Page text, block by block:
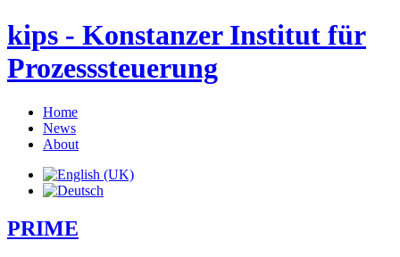
kips - Konstanzer Institut für
Prozesssteuerung
Home
News
About
PRIME